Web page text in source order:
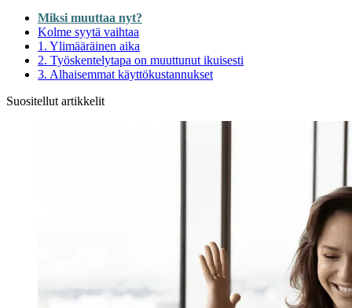
Miksi muuttaa nyt?
Kolme syytä vaihtaa
1. Ylimääräinen aika
2. Työskentelytapa on muuttunut ikuisesti
3. Alhaisemmat käyttökustannukset
Suositellut artikkelit